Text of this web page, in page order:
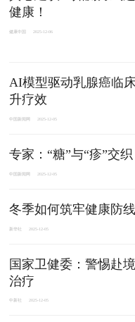
健康！
健康中国 2025-12-06
AI模型驱动乳腺癌临
升疗效
中国新闻网 2025-12-05
专家：“糖”与“疹”交
中国新闻网 2025-12-05
冬季如何筑牢健康防
新华社 2025-12-05
国家卫健委：警惕赴
治疗
中新社 2025-12-05